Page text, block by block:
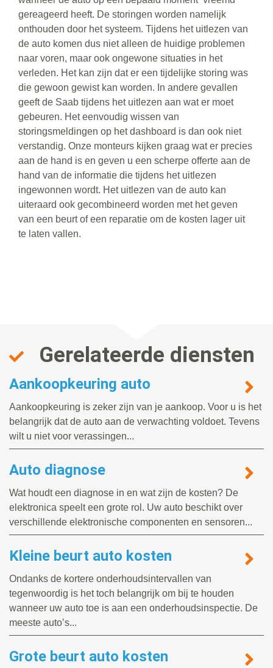
gereageerd heeft. De storingen worden namelijk
onthouden door het systeem. Tijdens het uitlezen van
de auto komen dus niet alleen de huidige problemen
naar voren, maar ook ongewone situaties in het
verleden. Het kan zijn dat er een tijdelijke storing was
die gewoon gewist kan worden. In andere gevallen
geeft de Saab tijdens het uitlezen aan wat er moet
gebeuren. Het eenvoudig wissen van
storingsmeldingen op het dashboard is dan ook niet
verstandig. Onze monteurs kijken graag wat er precies
aan de hand is en geven u een scherpe offerte aan de
hand van de informatie die tijdens het uitlezen
ingewonnen wordt. Het uitlezen van de auto kan
uiteraard ook gecombineerd worden met het geven
van een beurt of een reparatie om de kosten lager uit
te laten vallen.
Gerelateerde diensten
Aankoopkeuring auto
Aankoopkeuring is zeker zijn van je aankoop. Voor u is het
belangrijk dat de auto aan de verwachting voldoet. Tevens
wilt u niet voor verassingen...
Auto diagnose
Wat houdt een diagnose in en wat zijn de kosten? De
elektronica speelt een grote rol. Uw auto beschikt over
verschillende elektronische componenten en sensoren...
Kleine beurt auto kosten
Ondanks de kortere onderhoudsintervallen van
tegenwoordig is het toch belangrijk om bij te houden
wanneer uw auto toe is aan een onderhoudsinspectie. De
meeste auto’s...
Grote beurt auto kosten